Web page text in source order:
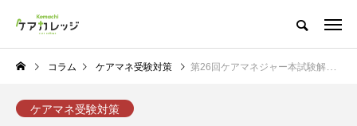
コラム ケアマネ受験対策 第26回ケアマネジャー本試験解答速報 問題24「事例問題」
ケアマネ受験対策